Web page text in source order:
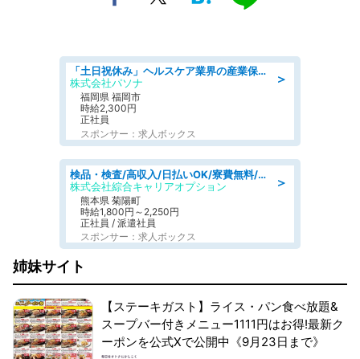
＞
「土日祝休み」ヘルスケア業界の産業保健師/高時給/未経験OK/要資格:保健師、正看護師
株式会社パソナ
福岡県 福岡市
時給2,300円
正社員
スポンサー：求人ボックス
＞
検品・検査/高収入/日払いOK/寮費無料/日勤/20・30・40代活躍中
株式会社綜合キャリアオプション
熊本県 菊陽町
時給1,800円～2,250円
正社員 / 派遣社員
スポンサー：求人ボックス
姉妹サイト
【ステーキガスト】ライス・パン食べ放題&
スープバー付きメニュー1111円はお得!最新ク
ーポンを公式Xで公開中《9月23日まで》